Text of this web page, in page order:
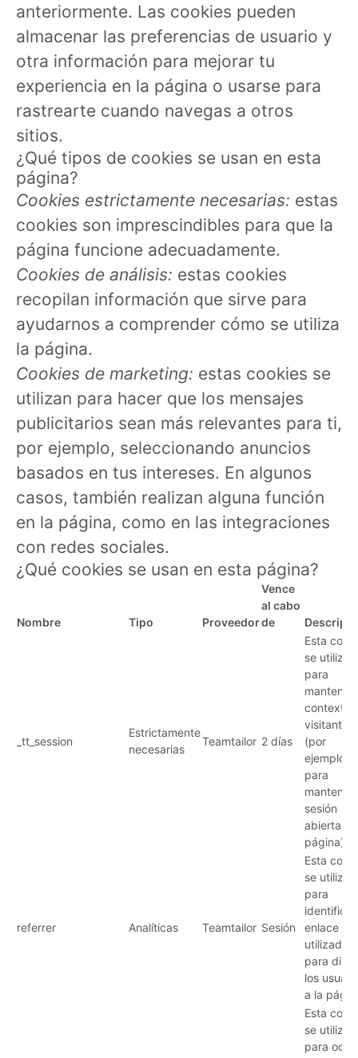
anteriormente. Las cookies pueden
almacenar las preferencias de usuario y
otra información para mejorar tu
experiencia en la página o usarse para
rastrearte cuando navegas a otros
sitios.
¿Qué tipos de cookies se usan en esta
página?
Cookies estrictamente necesarias: estas
cookies son imprescindibles para que la
página funcione adecuadamente.
Cookies de análisis: estas cookies
recopilan información que sirve para
ayudarnos a comprender cómo se utiliza
la página.
Cookies de marketing: estas cookies se
utilizan para hacer que los mensajes
publicitarios sean más relevantes para ti,
por ejemplo, seleccionando anuncios
basados en tus intereses. En algunos
casos, también realizan alguna función
en la página, como en las integraciones
con redes sociales.
¿Qué cookies se usan en esta página?
Nombre Tipo Proveedor
Vence
al cabo
de
_tt_session
Estrictamente
necesarias
Teamtailor 2 días
Esta
se utiliza
para
mantener
contexto
visitante
(por
ejemplo,
para
mantener
sesión
abierta
página).
referrer Analíticas Teamtailor Sesión
Esta
se utiliza
para
enlace
utilizado
para
los
a la
Esta
se utiliza
para